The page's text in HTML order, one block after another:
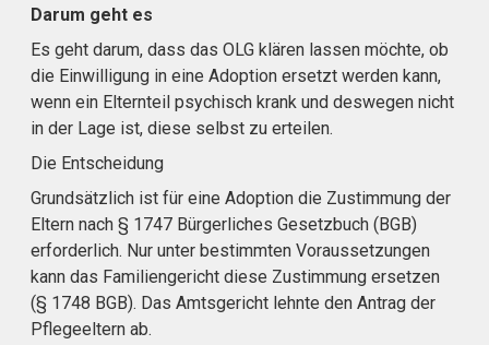
Darum geht es
Es geht darum, dass das OLG klären lassen möchte, ob
die Einwilligung in eine Adoption ersetzt werden kann,
wenn ein Elternteil psychisch krank und deswegen nicht
in der Lage ist, diese selbst zu erteilen.
Die Entscheidung
Grundsätzlich ist für eine Adoption die Zustimmung der
Eltern nach § 1747 Bürgerliches Gesetzbuch (BGB)
erforderlich. Nur unter bestimmten Voraussetzungen
kann das Familiengericht diese Zustimmung ersetzen
(§ 1748 BGB). Das Amtsgericht lehnte den Antrag der
Pflegeeltern ab.